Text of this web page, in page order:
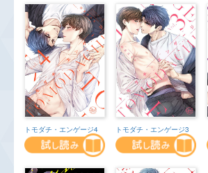
トモダチ・エンゲージ4 トモダチ・エンゲージ3